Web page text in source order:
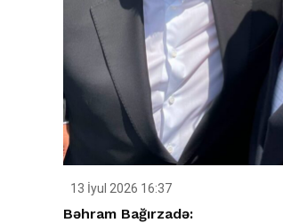
13 İyul 2026 16:37
Bəhram Bağırzadə: